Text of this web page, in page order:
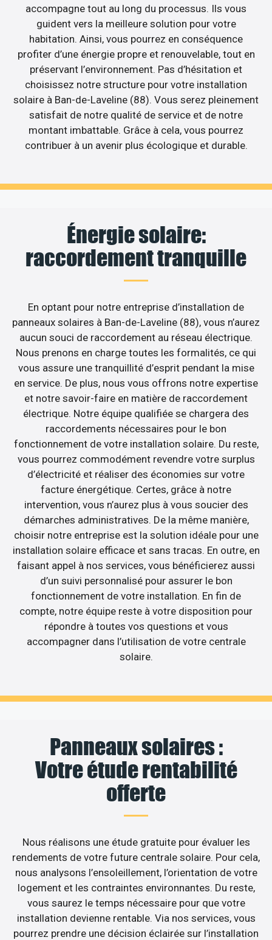
accompagne tout au long du processus. Ils vous
guident vers la meilleure solution pour votre
habitation. Ainsi, vous pourrez en conséquence
profiter d’une énergie propre et renouvelable, tout en
préservant l’environnement. Pas d’hésitation et
choisissez notre structure pour votre installation
solaire à Ban-de-Laveline (88). Vous serez pleinement
satisfait de notre qualité de service et de notre
montant imbattable. Grâce à cela, vous pourrez
contribuer à un avenir plus écologique et durable.
Énergie solaire:
raccordement tranquille
En optant pour notre entreprise d’installation de
panneaux solaires à Ban-de-Laveline (88), vous n’aurez
aucun souci de raccordement au réseau électrique.
Nous prenons en charge toutes les formalités, ce qui
vous assure une tranquillité d’esprit pendant la mise
en service. De plus, nous vous offrons notre expertise
et notre savoir-faire en matière de raccordement
électrique. Notre équipe qualifiée se chargera des
raccordements nécessaires pour le bon
fonctionnement de votre installation solaire. Du reste,
vous pourrez commodément revendre votre surplus
d’électricité et réaliser des économies sur votre
facture énergétique. Certes, grâce à notre
intervention, vous n’aurez plus à vous soucier des
démarches administratives. De la même manière,
choisir notre entreprise est la solution idéale pour une
installation solaire efficace et sans tracas. En outre, en
faisant appel à nos services, vous bénéficierez aussi
d’un suivi personnalisé pour assurer le bon
fonctionnement de votre installation. En fin de
compte, notre équipe reste à votre disposition pour
répondre à toutes vos questions et vous
accompagner dans l’utilisation de votre centrale
solaire.
Panneaux solaires :
Votre étude rentabilité
offerte
Nous réalisons une étude gratuite pour évaluer les
rendements de votre future centrale solaire. Pour cela,
nous analysons l’ensoleillement, l’orientation de votre
logement et les contraintes environnantes. Du reste,
vous saurez le temps nécessaire pour que votre
installation devienne rentable. Via nos services, vous
pourrez prendre une décision éclairée sur l’installation